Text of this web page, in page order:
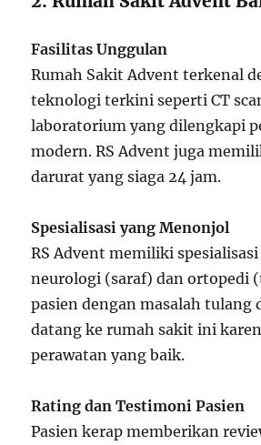
Fasilitas Unggulan
Rumah Sakit Advent terkenal
teknologi terkini seperti CT
laboratorium yang dilengkapi
modern. RS Advent juga
darurat yang siaga 24 jam.
Spesialisasi yang Menonjol
RS Advent memiliki
neurologi (saraf) dan ortopedi
pasien dengan masalah tulang
datang ke rumah sakit ini
perawatan yang baik.
Rating dan Testimoni Pasien
Pasien kerap memberikan